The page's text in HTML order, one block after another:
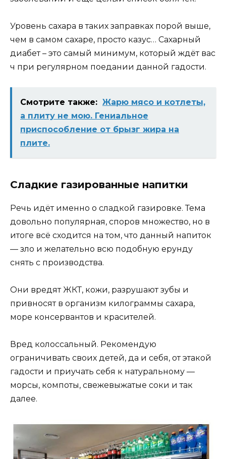
Уровень сахара в таких заправках порой выше,
чем в самом сахаре, просто казус… Сахарный
диабет – это самый минимум, который ждёт вас
ч при регулярном поедании данной гадости.
Смотрите также: Жарю мясо и котлеты,
а плиту не мою. Гениальное
приспособление от брызг жира на
плите.
Сладкие газированные напитки
Речь идёт именно о сладкой газировке. Тема
довольно популярная, споров множество, но в
итоге всё сходится на том, что данный напиток
— зло и желательно всю подобную ерунду
снять с производства.
Они вредят ЖКТ, кожи, разрушают зубы и
привносят в организм килограммы сахара,
море консервантов и красителей.
Вред колоссальный. Рекомендую
ограничивать своих детей, да и себя, от этакой
гадости и приучать себя к натуральному —
морсы, компоты, свежевыжатые соки и так
далее.